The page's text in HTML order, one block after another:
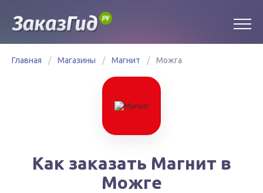
Главная / Магазины / Магнит / Можга
Как заказать Магнит в
Можге